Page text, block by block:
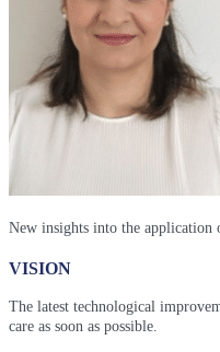
New insights into the application
VISION
The latest technological
care as soon as possible.